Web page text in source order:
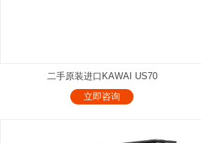
二手原装进口KAWAI US70
立即咨询